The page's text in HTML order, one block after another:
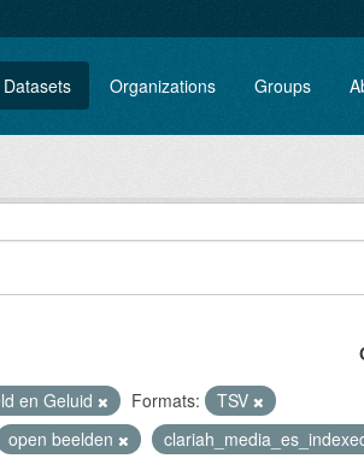
Datasets Organizations Groups
en Geluid Formats:
TSV
open beelden